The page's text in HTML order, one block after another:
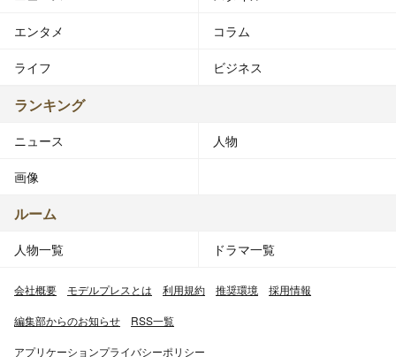
エンタメ コラム
ライフ ビジネス
ランキング
ニュース 人物
画像
ルーム
人物一覧 ドラマ一覧
会社概要 モデルプレスとは 利用規約 推奨環境 採用情報
編集部からのお知らせ RSS一覧
アプリケーションプライバシーポリシー